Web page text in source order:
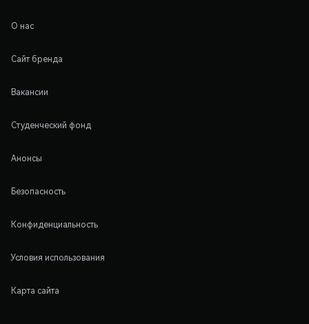
О нас
Сайт бренда
Вакансии
Студенческий фонд
Анонсы
Безопасность
Конфиденциальность
Условия использования
Карта сайта